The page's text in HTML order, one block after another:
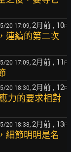
20 17:09, 2月前 , 10F
連續的第二次
20 17:09, 2月前 , 11 F
20 18:30, 2月前 , 12F
力的要求相對
20 18:38, 2月前 , 13F
細節明明是名